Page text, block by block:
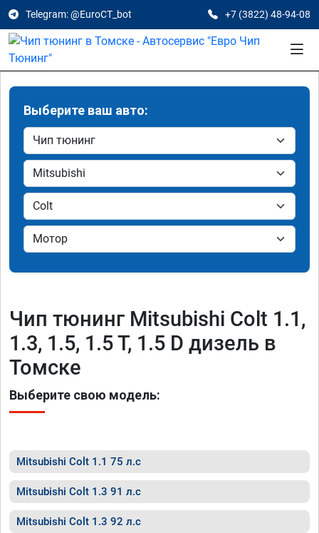
Telegram: @EuroCT_bot +7 (3822) 48-94-08
Выберите ваш авто:
Чип тюнинг Mitsubishi Colt 1.1,
1.3, 1.5, 1.5 T, 1.5 D дизель в
Томске
Выберите свою модель:
Mitsubishi Colt 1.1 75 л.с
Mitsubishi Colt 1.3 91 л.с
Mitsubishi Colt 1.3 92 л.с